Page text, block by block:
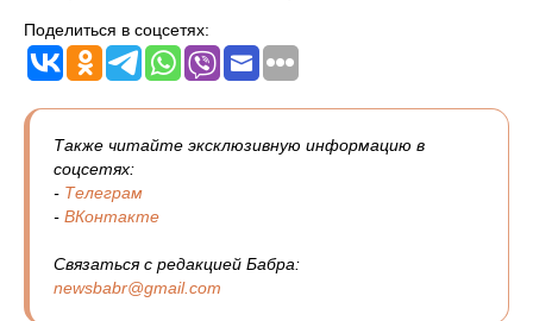
Поделиться в соцсетях:
Также читайте эксклюзивную информацию в
соцсетях:
- Телеграм
- ВКонтакте
Связаться с редакцией Бабра:
newsbabr@gmail.com